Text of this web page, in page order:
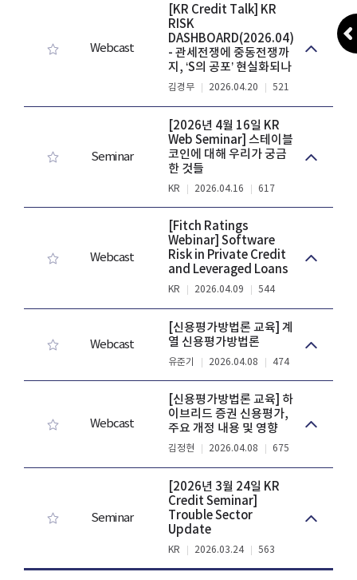
Webcast
[KR Credit Talk] KR
RISK
DASHBOARD(2026.04)
- 관세전쟁에 중동전쟁까
지, ‘S의 공포’ 현실화되나
김경무 2026.04.20 521
Seminar
[2026년 4월 16일 KR
Web Seminar] 스테이블
코인에 대해 우리가 궁금
한 것들
KR 2026.04.16 617
Webcast
[Fitch Ratings
Webinar] Software
Risk in Private Credit
and Leveraged Loans
KR 2026.04.09 544
Webcast
[신용평가방법론 교육] 계
열 신용평가방법론
유준기 2026.04.08 474
Webcast
[신용평가방법론 교육] 하
이브리드 증권 신용평가,
주요 개정 내용 및 영향
김정현 2026.04.08 675
Seminar
[2026년 3월 24일 KR
Credit Seminar]
Trouble Sector
Update
KR 2026.03.24 563